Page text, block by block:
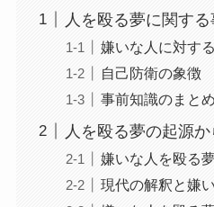
人を殴る夢に関す
嫌いな人に対す
自己防衛の象徴
事前知識のまとめ
人を殴る夢の起源
嫌いな人を殴る
現代の解釈と嫌